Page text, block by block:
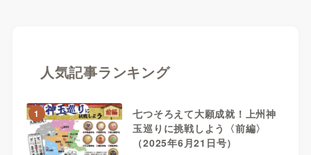
人気記事ランキング
1
七つそろえて大願成就！上州神
玉巡りに挑戦しよう〈前編〉
（2025年6月21日号）